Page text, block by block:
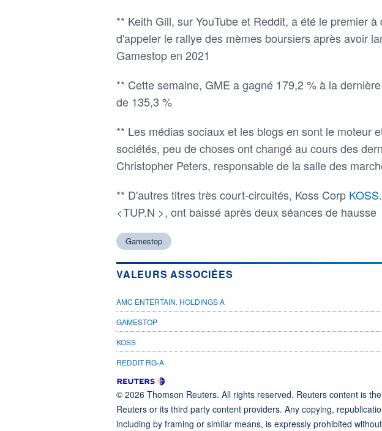
** Keith Gill, sur YouTube et Reddit, a été le premier
d'appeler le rallye des mèmes boursiers après avoir
Gamestop en 2021
** Cette semaine, GME a gagné 179,2 % à la
de 135,3 %
** Les médias sociaux et les blogs en sont le moteur
sociétés, peu de choses ont changé au cours des
Christopher Peters, responsable de la salle des
** D'autres titres très court-circuités, Koss Corp
<TUP.N >, ont baissé après deux séances de hausse
Gamestop
VALEURS ASSOCIÉES
AMC ENTERTAIN. HOLDINGS A
GAMESTOP
KOSS
REDDIT RG-A
© 2026 Thomson Reuters. All rights reserved. Reuters content is
Reuters or its third party content providers. Any copying,
including by framing or similar means, is expressly prohibited